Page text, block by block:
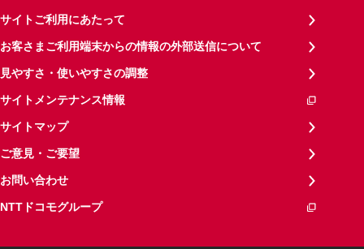
サイトご利用にあたって
お客さまご利用端末からの情報の外部送信について
見やすさ・使いやすさの調整
サイトメンテナンス情報
サイトマップ
ご意見・ご要望
お問い合わせ
NTTドコモグループ